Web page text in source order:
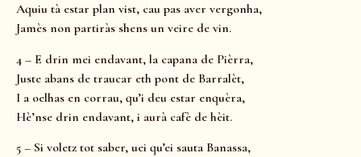
Aquiu tà estar plan vist, cau pas aver vergonha,
Jamès non partiràs shens un veire de vin.
4 – E drin mei endavant, la capana de Pièrra,
Juste abans de traucar eth pont de Barralèt,
I a oelhas en corrau, qu’i deu estar enquèra,
Hè’nse drin endavant, i aurà cafè de hèit.
5 – Si voletz tot saber, uei qu’ei sauta Banassa,